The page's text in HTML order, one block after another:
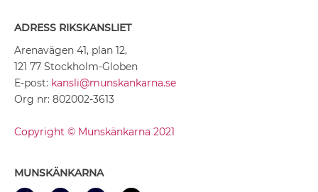
ADRESS RIKSKANSLIET
Arenavägen 41, plan 12,
121 77 Stockholm-Globen
E-post: kansli@munskankarna.se
Org nr: 802002-3613
Copyright © Munskänkarna 2021
MUNSKÄNKARNA